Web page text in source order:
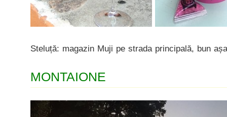
Steluță: magazin Muji pe strada principală, bun
MONTAIONE